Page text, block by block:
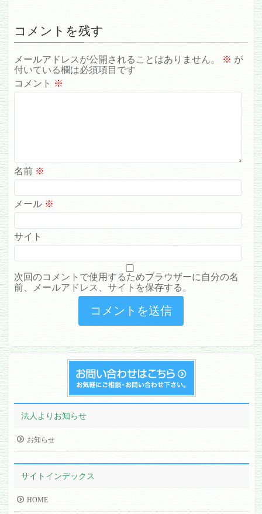
コメントを残す
メールアドレスが公開されることはありません。 ※ が
付いている欄は必須項目です
コメント ※
名前 ※
メール ※
サイト
次回のコメントで使用するためブラウザーに自分の名
前、メールアドレス、サイトを保存する。
法人よりお知らせ
お知らせ
サイトインデックス
HOME